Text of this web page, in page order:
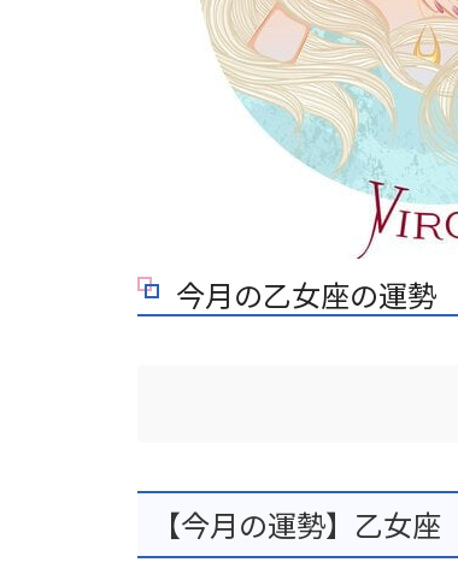
今月の乙女座の運勢
【今月の運勢】乙女